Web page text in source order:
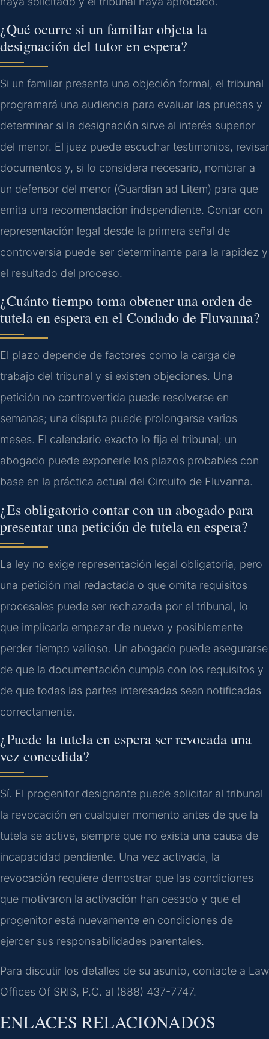
¿Qué ocurre si un familiar objeta la
designación del tutor en espera?
Si un familiar presenta una objeción formal, el tribunal
programará una audiencia para evaluar las pruebas y
determinar si la designación sirve al interés superior
del menor. El juez puede escuchar testimonios, revisar
documentos y, si lo considera necesario, nombrar a
un defensor del menor (Guardian ad Litem) para que
emita una recomendación independiente. Contar con
representación legal desde la primera señal de
controversia puede ser determinante para la rapidez y
el resultado del proceso.
¿Cuánto tiempo toma obtener una orden de
tutela en espera en el Condado de Fluvanna?
El plazo depende de factores como la carga de
trabajo del tribunal y si existen objeciones. Una
petición no controvertida puede resolverse en
semanas; una disputa puede prolongarse varios
meses. El calendario exacto lo fija el tribunal; un
abogado puede exponerle los plazos probables con
base en la práctica actual del Circuito de Fluvanna.
¿Es obligatorio contar con un abogado para
presentar una petición de tutela en espera?
La ley no exige representación legal obligatoria, pero
una petición mal redactada o que omita requisitos
procesales puede ser rechazada por el tribunal, lo
que implicaría empezar de nuevo y posiblemente
perder tiempo valioso. Un abogado puede asegurarse
de que la documentación cumpla con los requisitos y
de que todas las partes interesadas sean notificadas
correctamente.
¿Puede la tutela en espera ser revocada una
vez concedida?
Sí. El progenitor designante puede solicitar al tribunal
la revocación en cualquier momento antes de que la
tutela se active, siempre que no exista una causa de
incapacidad pendiente. Una vez activada, la
revocación requiere demostrar que las condiciones
que motivaron la activación han cesado y que el
progenitor está nuevamente en condiciones de
ejercer sus responsabilidades parentales.
Para discutir los detalles de su asunto, contacte a Law
Offices Of SRIS, P.C. al (888) 437-7747.
ENLACES RELACIONADOS